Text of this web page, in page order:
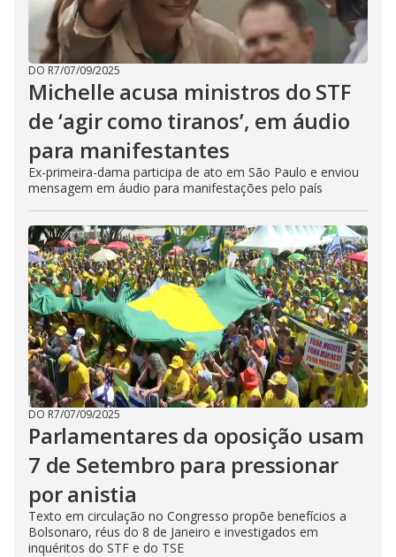
DO R7/07/09/2025
Michelle acusa ministros do STF
de ‘agir como tiranos’, em áudio
para manifestantes
Ex-primeira-dama participa de ato em São Paulo e enviou
mensagem em áudio para manifestações pelo país
DO R7/07/09/2025
Parlamentares da oposição usam
7 de Setembro para pressionar
por anistia
Texto em circulação no Congresso propõe benefícios a
Bolsonaro, réus do 8 de Janeiro e investigados em
inquéritos do STF e do TSE